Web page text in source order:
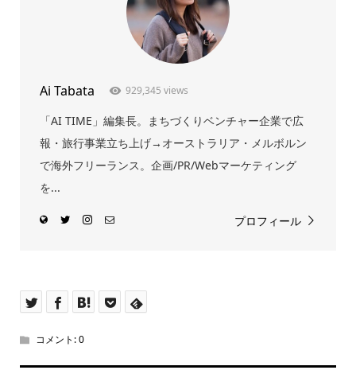
Ai Tabata 929,345 views
「AI TIME」編集長。まちづくりベンチャー企業で広
報・旅行事業立ち上げ→オーストラリア・メルボルン
で海外フリーランス。企画/PR/Webマーケティング
を...
プロフィール
コメント:0